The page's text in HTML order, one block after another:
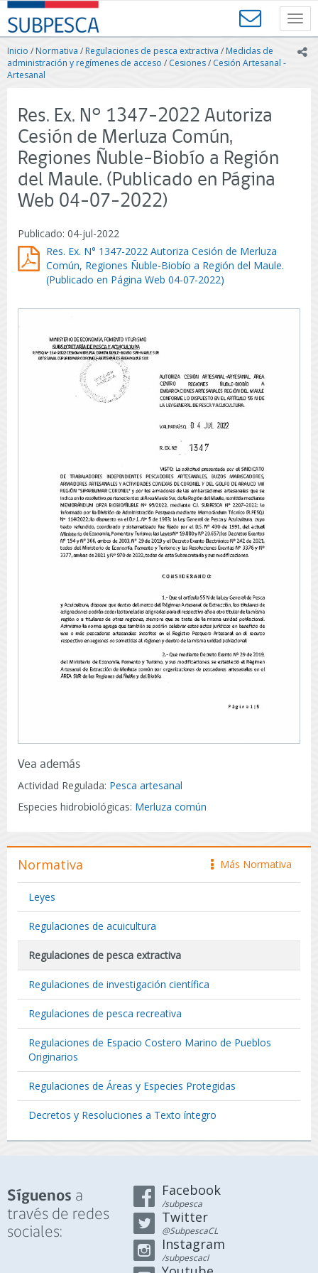
Contenido
principal
SUBPESCA
-
Subsecretaría
de
Pesca
Gobierno
de
Chile
Inicio /Normativa / Regulaciones de pesca extractiva / Medidas de
administración y regímenes de acceso / Cesiones/ Cesión Artesanal -
Artesanal
Res. Ex. N° 1347-2022 Autoriza
Cesión de Merluza Común,
Regiones Ñuble-Biobío a Región
del Maule. (Publicado en Página
Web 04-07-2022)
Publicado: 04-jul-2022
Res. Ex. N° 1347-2022 Autoriza Cesión de Merluza
Común, Regiones Ñuble-Biobío a Región del Maule.
(Publicado en Página Web 04-07-2022)
Vea además
Actividad Regulada: Pesca artesanal
Especies hidrobiológicas: Merluza común
icono
Más Normativa
Normativa
Leyes
Regulaciones de acuicultura
Regulaciones de pesca extractiva
Regulaciones de investigación científica
Regulaciones de pesca recreativa
Regulaciones de Espacio Costero Marino de Pueblos
Originarios
Regulaciones de Áreas y Especies Protegidas
Decretos y Resoluciones a Texto íntegro
Síguenos a
través de redes
sociales:
Facebook
/subpesca
Twitter
@SubpescaCL
Instagram
/subpescacl